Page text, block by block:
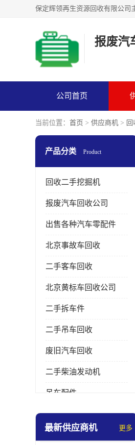
报废汽
公司首页
当前位置： 首页 > 供应商机 >
产品分类 Product
回收二手挖掘机
报废汽车回收公司
出售各种汽车零配件
北京事故车回收
二手客车回收
北京黄标车回收公司
二手拆车件
二手吊车回收
废旧汽车回收
二手柴油发动机
吊车配件
挖掘机拆车件
最新供应商机 更多